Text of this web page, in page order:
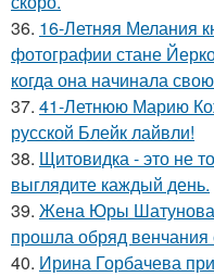
36. 16-Летняя Мелания
фотографии стане
когда она начинала
37. 41-Летнюю Марию
русской Блейк лайвли!
38. Щитовидка - это не
выглядите каждый день.
39. Жена Юры Шатунова
прошла обряд
40. Ирина Горбачева